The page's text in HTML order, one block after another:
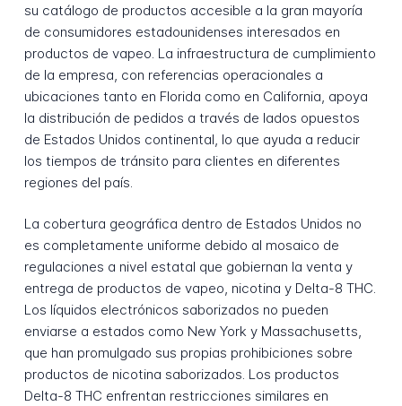
su catálogo de productos accesible a la gran mayoría
de consumidores estadounidenses interesados en
productos de vapeo. La infraestructura de cumplimiento
de la empresa, con referencias operacionales a
ubicaciones tanto en Florida como en California, apoya
la distribución de pedidos a través de lados opuestos
de Estados Unidos continental, lo que ayuda a reducir
los tiempos de tránsito para clientes en diferentes
regiones del país.
La cobertura geográfica dentro de Estados Unidos no
es completamente uniforme debido al mosaico de
regulaciones a nivel estatal que gobiernan la venta y
entrega de productos de vapeo, nicotina y Delta-8 THC.
Los líquidos electrónicos saborizados no pueden
enviarse a estados como New York y Massachusetts,
que han promulgado sus propias prohibiciones sobre
productos de nicotina saborizados. Los productos
Delta-8 THC enfrentan restricciones similares en